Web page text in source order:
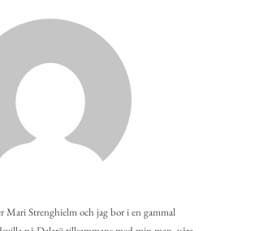
Mari Strenghielm och jag bor i en gammal